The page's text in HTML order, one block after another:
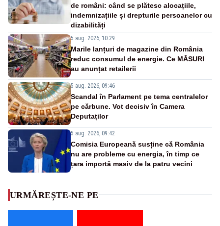
de români: când se plătesc alocațiile,
indemnizațiile și drepturile persoanelor cu
dizabilități
5 aug. 2026, 10:29
Marile lanțuri de magazine din România
reduc consumul de energie. Ce MĂSURI
au anunțat retailerii
5 aug. 2026, 09:46
Scandal în Parlament pe tema centralelor
pe cărbune. Vot decisiv în Camera
Deputaților
5 aug. 2026, 09:42
Comisia Europeană susține că România
nu are probleme cu energia, în timp ce
țara importă masiv de la patru vecini
URMĂREȘTE-NE PE